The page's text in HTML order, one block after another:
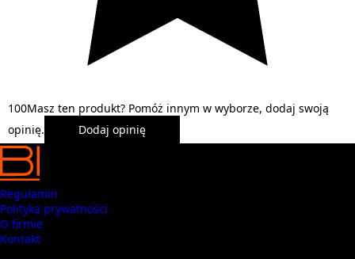
100Masz ten produkt? Pomóż innym w wyborze, dodaj swoją
opinię.
Dodaj opinię
Regulamin
Polityka prywatności
O firmie
Kontakt